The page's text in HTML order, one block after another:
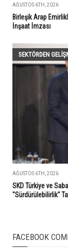
AĞUSTOS 6TH, 2026
Birleşik Arap
İnşaat İmzası
SEKTÖRDEN
AĞUSTOS 6TH, 2026
SKD Türkiye ve
"Sürdürülebilirlik"
FACEBOOK